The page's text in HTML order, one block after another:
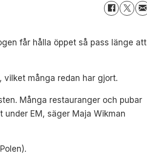
får hålla öppet så pass länge att
många redan har gjort.
Många restauranger och pubar
EM, säger Maja Wikman